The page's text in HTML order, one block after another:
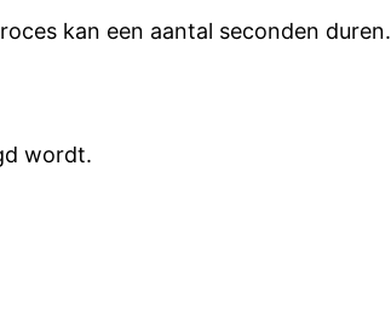
kan een aantal seconden
wordt.